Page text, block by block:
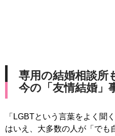
専用の結婚相談所
今の「友情結婚」
「LGBTという言葉をよく聞
はいえ、大多数の人が「でも